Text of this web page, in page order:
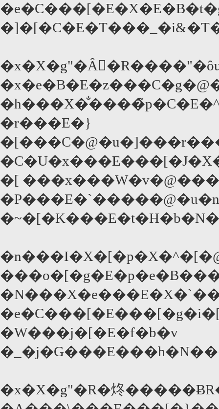
�r���E�}
�[
�W���j�[�E�f�b�v